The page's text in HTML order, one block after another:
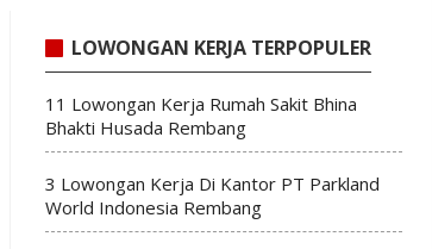
LOWONGAN KERJA TERPOPULER
11 Lowongan Kerja Rumah Sakit Bhina
Bhakti Husada Rembang
3 Lowongan Kerja Di Kantor PT Parkland
World Indonesia Rembang